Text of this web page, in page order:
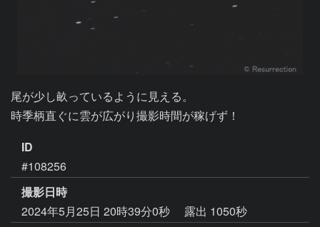
尾が少し畝っているように見える。
時季柄直ぐに雲が広がり撮影時間が稼げず！
ID
#108256
撮影日時
2024年5月25日 20時39分0秒
露出 1050秒